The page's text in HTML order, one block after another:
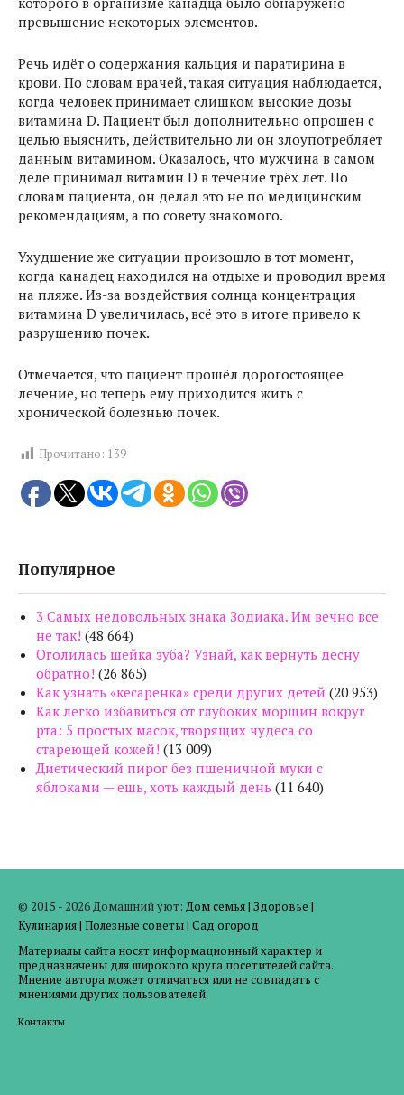
превышение некоторых элементов.
Речь идёт о содержания кальция и паратирина в
крови. По словам врачей, такая ситуация наблюдается,
когда человек принимает слишком высокие дозы
витамина D. Пациент был дополнительно опрошен с
целью выяснить, действительно ли он злоупотребляет
данным витамином. Оказалось, что мужчина в самом
деле принимал витамин D в течение трёх лет. По
словам пациента, он делал это не по медицинским
рекомендациям, а по совету знакомого.
Ухудшение же ситуации произошло в тот момент,
когда канадец находился на отдыхе и проводил время
на пляже. Из-за воздействия солнца концентрация
витамина D увеличилась, всё это в итоге привело к
разрушению почек.
Отмечается, что пациент прошёл дорогостоящее
лечение, но теперь ему приходится жить с
хронической болезнью почек.
Прочитано: 139
Популярное
3 Самых недовольных знака Зодиака. Им вечно все
не так! (48 664)
Оголилась шейка зуба? Узнай, как вернуть десну
обратно! (26 865)
Как узнать «кесаренка» среди других детей (20 953)
Как легко избавиться от глубоких морщин вокруг
рта: 5 простых масок, творящих чудеса со
стареющей кожей! (13 009)
Диетический пирог без пшеничной муки с
яблоками — ешь, хоть каждый день (11 640)
© 2015 - 2026 Домашний уют: Дом семья| Здоровье |
Кулинария| Полезные советы| Сад огород
Материалы сайта носят информационный характер и
предназначены для широкого круга посетителей сайта.
Мнение автора может отличаться или не совпадать с
мнениями других пользователей.
Контакты